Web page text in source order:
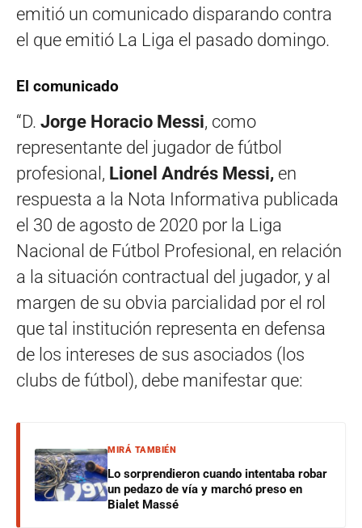
emitió un comunicado disparando contra
el que emitió La Liga el pasado domingo.
El comunicado
“D. Jorge Horacio Messi, como
representante del jugador de fútbol
profesional, Lionel Andrés Messi, en
respuesta a la Nota Informativa publicada
el 30 de agosto de 2020 por la Liga
Nacional de Fútbol Profesional, en relación
a la situación contractual del jugador, y al
margen de su obvia parcialidad por el rol
que tal institución representa en defensa
de los intereses de sus asociados (los
clubs de fútbol), debe manifestar que:
MIRÁ TAMBIÉN
Lo sorprendieron cuando intentaba robar
un pedazo de vía y marchó preso en
Bialet Massé